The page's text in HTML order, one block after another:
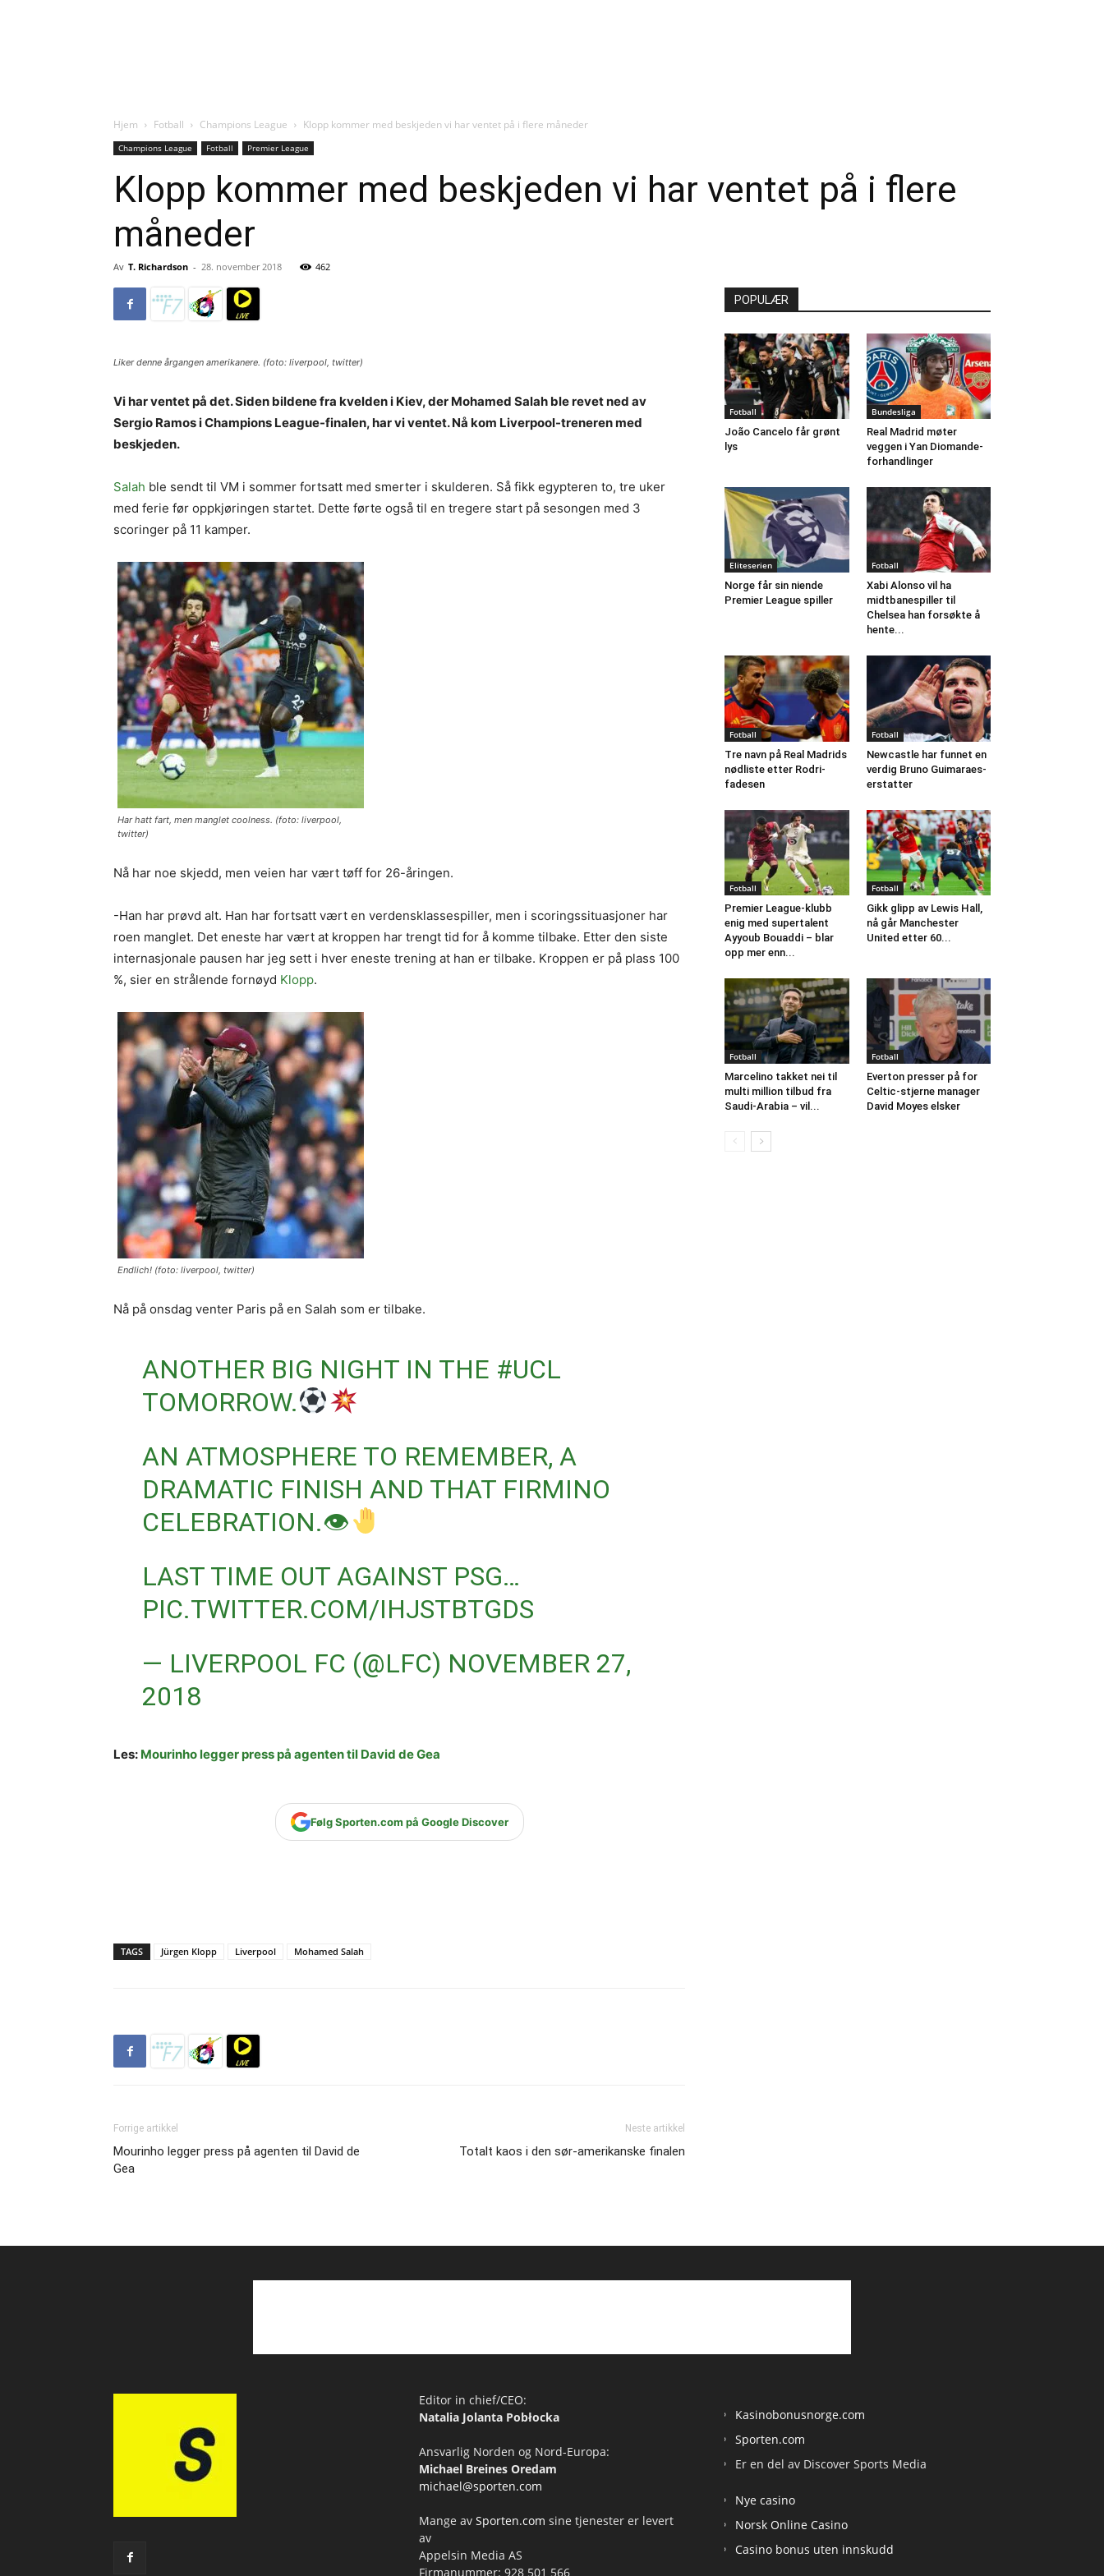
Hjem Fotball Champions League Klopp kommer med beskjeden vi har ventet på i flere måneder
Champions League Fotball Premier League
Klopp kommer med beskjeden vi har ventet på i flere
måneder
Av T. Richardson - 28. november 2018 462
Liker denne årgangen amerikanere. (foto: liverpool, twitter)
Vi har ventet på det. Siden bildene fra kvelden i Kiev, der Mohamed Salah ble revet ned av
Sergio Ramos i Champions League-finalen, har vi ventet. Nå kom Liverpool-treneren med
beskjeden.
Salah ble sendt til VM i sommer fortsatt med smerter i skulderen. Så fikk egypteren to, tre uker
med ferie før oppkjøringen startet. Dette førte også til en tregere start på sesongen med 3
scoringer på 11 kamper.
Har hatt fart, men manglet coolness. (foto: liverpool,
twitter)
Nå har noe skjedd, men veien har vært tøff for 26-åringen.
-Han har prøvd alt. Han har fortsatt vært en verdensklassespiller, men i scoringssituasjoner har
roen manglet. Det eneste har vært at kroppen har trengt tid for å komme tilbake. Etter den siste
internasjonale pausen har jeg sett i hver eneste trening at han er tilbake. Kroppen er på plass 100
%, sier en strålende fornøyd Klopp.
Endlich! (foto: liverpool, twitter)
Nå på onsdag venter Paris på en Salah som er tilbake.
ANOTHER BIG NIGHT IN THE #UCL
TOMORROW.
AN ATMOSPHERE TO REMEMBER, A
DRAMATIC FINISH AND THAT FIRMINO
CELEBRATION.👁
LAST TIME OUT AGAINST PSG…
PIC.TWITTER.COM/IHJSTBTGDS
— LIVERPOOL FC (@LFC) NOVEMBER 27,
2018
Les: Mourinho legger press på agenten til David de Gea
Følg Sporten.com på Google Discover
TAGS Jürgen Klopp Liverpool Mohamed Salah
Forrige artikkel
Mourinho legger press på agenten til David de
Gea
Neste artikkel
Totalt kaos i den sør-amerikanske finalen
POPULÆR
Fotball
João Cancelo får grønt
lys
Bundesliga
Real Madrid møter
veggen i Yan Diomande-
forhandlinger
Eliteserien
Norge får sin niende
Premier League spiller
Fotball
Xabi Alonso vil ha
midtbanespiller til
Chelsea han forsøkte å
hente...
Fotball
Tre navn på Real Madrids
nødliste etter Rodri-
fadesen
Fotball
Newcastle har funnet en
verdig Bruno Guimaraes-
erstatter
Fotball
Premier League-klubb
enig med supertalent
Ayyoub Bouaddi – blar
opp mer enn...
Fotball
Gikk glipp av Lewis Hall,
nå går Manchester
United etter 60...
Fotball
Marcelino takket nei til
multi million tilbud fra
Saudi-Arabia – vil...
Fotball
Everton presser på for
Celtic-stjerne manager
David Moyes elsker
Editor in chief/CEO:
Natalia Jolanta Pobłocka
Ansvarlig Norden og Nord-Europa:
Michael Breines Oredam
michael@sporten.com
Mange av Sporten.com sine tjenester er levert
av
Appelsin Media AS
Firmanummer: 928 501 566
Kasinobonusnorge.com
Sporten.com
Er en del av Discover Sports Media
Nye casino
Norsk Online Casino
Casino bonus uten innskudd